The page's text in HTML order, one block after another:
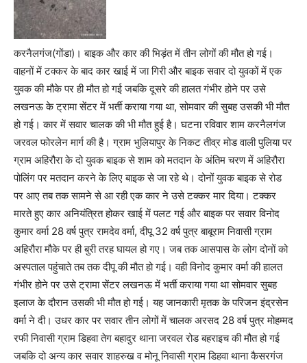
करनैलगंज(गोंडा)। बाइक और कार की भिड़ंत में तीन लोगों की मौत हो गई।
वाहनों में टक्कर के बाद कार खाई में जा गिरी और बाइक सवार दो युवकों में एक
युवक की मौके पर ही मौत हो गई जबकि दूसरे की हालत गंभीर होने पर उसे
लखनऊ के ट्रामा सेंटर में भर्ती कराया गया था, सोमवार की सुबह उसकी भी मौत
हो गई। कार में सवार चालक की भी मौत हुई है। घटना रविवार शाम करनैलगंज
जरवल फोरलेन मार्ग की है। ग्राम भुलियापुर के निकट तीव्र मोड वाली पुलिया पर
ग्राम अहिरौरा के दो युवक बाइक से शाम को मतदान के अंतिम चरण में अहिरौरा
पोलिंग पर मतदान करने के लिए बाइक से जा रहे थे। दोनों युवक बाइक से रोड
पर आए तब तक सामने से आ रही एक कार ने उसे टक्कर मार दिया। टक्कर
मारते हुए कार अनियंत्रित होकर खाई में पलट गई और बाइक पर सवार विनोद
कुमार वर्मा 28 वर्ष पुत्र रामदेव वर्मा, दीपू 32 वर्ष पुत्र बाबूराम निवासी ग्राम
अहिरौरा मौके पर ही बुरी तरह घायल हो गए। जब तक आसपास के लोग दोनों को
अस्पताल पहुंचाते तब तक दीपू की मौत हो गई। वही विनोद कुमार वर्मा की हालत
गंभीर होने पर उसे ट्रामा सेंटर लखनऊ में भर्ती कराया गया था सोमवार सुबह
इलाज के दौरान उसकी भी मौत हो गई। यह जानकारी मृतक के परिजन इंद्रसेन
वर्मा ने दी। उधर कार पर सवार तीन लोगों में चालक अरसद 28 वर्ष पुत्र मोहम्मद
रफी निवासी ग्राम डिहवा तेग बहादुर थाना जरवल रोड बहराइच की मौत हो गई
जबकि दो अन्य कार सवार शाहरुख व मोनू निवासी ग्राम डिहवा थाना कैसरगंज